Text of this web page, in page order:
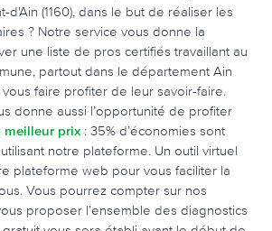
d'Ain (1160), dans le but de réaliser les
? Notre service vous donne la
une liste de pros certifiés travaillant au
partout dans le département Ain
vous faire profiter de leur savoir-faire.
donne aussi l’opportunité de profiter
meilleur prix : 35% d’économies sont
notre plateforme. Un outil virtuel
plateforme web pour vous faciliter la
Vous pourrez compter sur nos
proposer l’ensemble des diagnostics